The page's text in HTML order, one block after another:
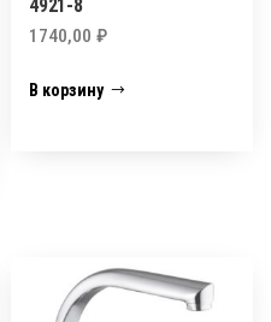
4921-8
1740,00₽
В корзину